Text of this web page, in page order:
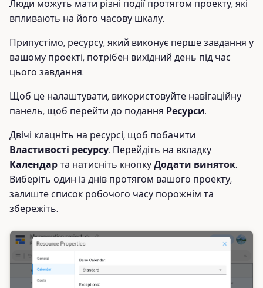
Люди можуть мати різні події протягом проекту, які
впливають на його часову шкалу.
Припустімо, ресурсу, який виконує перше завдання у
вашому проекті, потрібен вихідний день під час
цього завдання.
Щоб це налаштувати, використовуйте навігаційну
панель, щоб перейти до подання Ресурси.
Двічі клацніть на ресурсі, щоб побачити
Властивості ресурсу. Перейдіть на вкладку
Календарта натисніть кнопкуДодати виняток.
Виберіть один із днів протягом вашого проекту,
залиште список робочого часу порожнім та
збережіть.